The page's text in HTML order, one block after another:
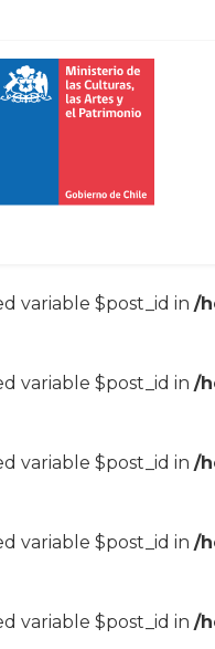
variable $post_id in/
variable $post_id in/
variable $post_id in/
variable $post_id in/
variable $post_id in/